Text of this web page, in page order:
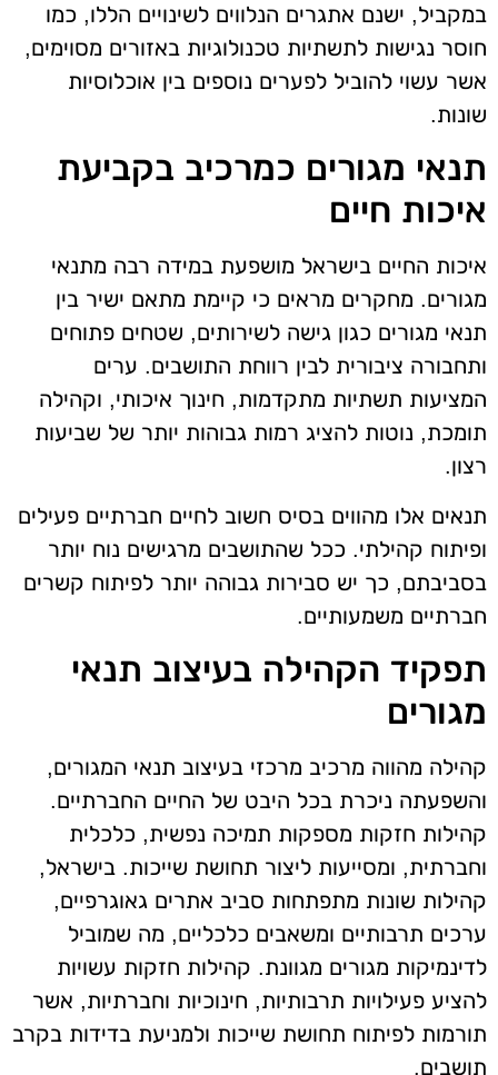
במקביל, ישנם אתגרים הנלווים לשינויים הללו, כמו
חוסר נגישות לתשתיות טכנולוגיות באזורים מסוימים,
אשר עשוי להוביל לפערים נוספים בין אוכלוסיות
שונות.
תנאי מגורים כמרכיב בקביעת
איכות חיים
איכות החיים בישראל מושפעת במידה רבה מתנאי
מגורים. מחקרים מראים כי קיימת מתאם ישיר בין
תנאי מגורים כגון גישה לשירותים, שטחים פתוחים
ותחבורה ציבורית לבין רווחת התושבים. ערים
המציעות תשתיות מתקדמות, חינוך איכותי, וקהילה
תומכת, נוטות להציג רמות גבוהות יותר של שביעות
רצון.
תנאים אלו מהווים בסיס חשוב לחיים חברתיים פעילים
ופיתוח קהילתי. ככל שהתושבים מרגישים נוח יותר
בסביבתם, כך יש סבירות גבוהה יותר לפיתוח קשרים
חברתיים משמעותיים.
תפקיד הקהילה בעיצוב תנאי
מגורים
קהילה מהווה מרכיב מרכזי בעיצוב תנאי המגורים,
והשפעתה ניכרת בכל היבט של החיים החברתיים.
קהילות חזקות מספקות תמיכה נפשית, כלכלית
וחברתית, ומסייעות ליצור תחושת שייכות. בישראל,
קהילות שונות מתפתחות סביב אתרים גאוגרפיים,
ערכים תרבותיים ומשאבים כלכליים, מה שמוביל
לדינמיקות מגורים מגוונת. קהילות חזקות עשויות
להציע פעילויות תרבותיות, חינוכיות וחברתיות, אשר
תורמות לפיתוח תחושת שייכות ולמניעת בדידות בקרב
תושבים.